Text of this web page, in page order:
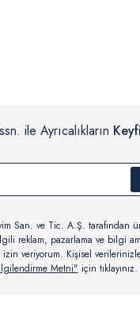
ile Ayrıcalıkların
San. ve Tic. A.Ş. tarafından
reklam, pazarlama ve bilgi
izin veriyorum. Kişisel
Metni" için tıklayınız.